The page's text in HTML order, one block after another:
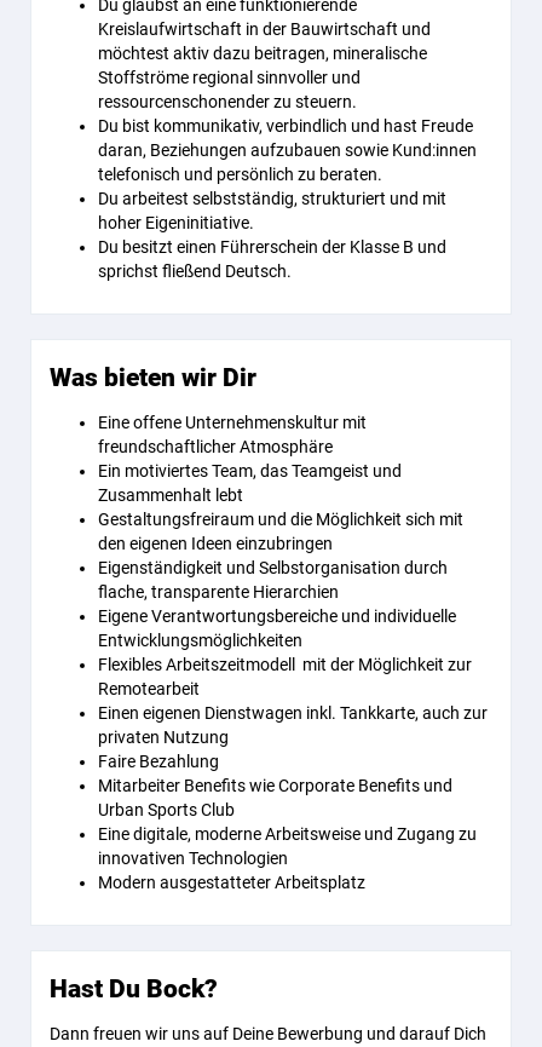
Du glaubst an eine funktionierende
Kreislaufwirtschaft in der Bauwirtschaft und
möchtest aktiv dazu beitragen, mineralische
Stoffströme regional sinnvoller und
ressourcenschonender zu steuern.
Du bist kommunikativ, verbindlich und hast Freude
daran, Beziehungen aufzubauen sowie Kund:innen
telefonisch und persönlich zu beraten.
Du arbeitest selbstständig, strukturiert und mit
hoher Eigeninitiative.
Du besitzt einen Führerschein der Klasse B und
sprichst fließend Deutsch.
Was bieten wir Dir
Eine offene Unternehmenskultur mit
freundschaftlicher Atmosphäre
Ein motiviertes Team, das Teamgeist und
Zusammenhalt lebt
Gestaltungsfreiraum und die Möglichkeit sich mit
den eigenen Ideen einzubringen
Eigenständigkeit und Selbstorganisation durch
flache, transparente Hierarchien
Eigene Verantwortungsbereiche und individuelle
Entwicklungsmöglichkeiten
Flexibles Arbeitszeitmodell mit der Möglichkeit zur
Remotearbeit
Einen eigenen Dienstwagen inkl. Tankkarte, auch zur
privaten Nutzung
Faire Bezahlung
Mitarbeiter Benefits wie Corporate Benefits und
Urban Sports Club
Eine digitale, moderne Arbeitsweise und Zugang zu
innovativen Technologien
Modern ausgestatteter Arbeitsplatz
Hast Du Bock?
Dann freuen wir uns auf Deine Bewerbung und darauf Dich